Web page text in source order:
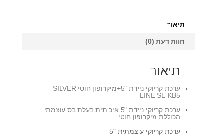
תיאור
חוות דעת (0)
תיאור
ערכת קריוקי ניידת "5+מיקרופון חוטי SILVER
LINE SL-KB5
ערכת קריוקי ניידת "5 איכותית בעלת בס עוצמתי
הכוללת מיקרופון חוטי
ערכת קריוקי עוצמתית "5